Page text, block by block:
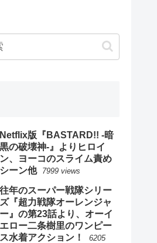
Netflix版『BASTARD!! -暗
黒の破壊神-』よりヒロイ
ン、ヨーコのスライム責め
シーン他
7999 views
往年のスーパー戦隊シリー
ズ『超力戦隊オーレンジャ
ー』の第23話より、オーイ
エロー二条樹里のワンピー
ス水着アクション！
6205